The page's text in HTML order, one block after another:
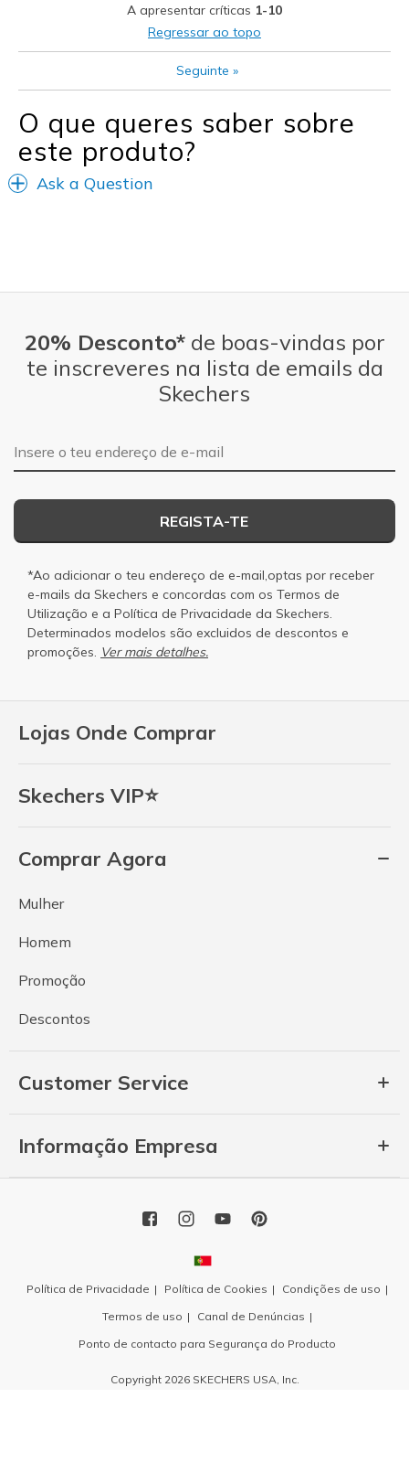
A apresentar críticas 1-10
Regressar ao topo
Seguinte »
O que queres saber sobre
este produto?
Ask a Question
Lojas Onde Comprar
Skechers VIP⭐
Comprar Agora
Mulher
Homem
Promoção
Descontos
Customer Service
Informação Empresa
20% Desconto*de boas-vindas por
te inscreveres na lista de emails da
Skechers
Endereço de e-mail
REGISTA-TE
*Ao adicionar o teu endereço de e-mail,optas por receber
e-mails da Skechers e concordas com os Termos de
Utilização e a Política de Privacidade da Skechers.
Determinados modelos são excluidos de descontos e
promoções. Ver mais detalhes.
Política de Privacidade Política de Cookies
Condições de uso
Termos de uso
Canal de Denúncias
Ponto de contacto para Segurança do Producto
Copyright 2026 SKECHERS USA, Inc.